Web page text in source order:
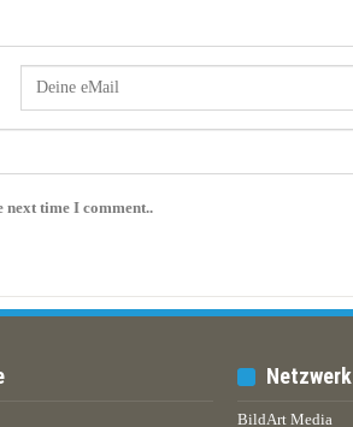
next time I comment..
Netzwerk
BildArt Media